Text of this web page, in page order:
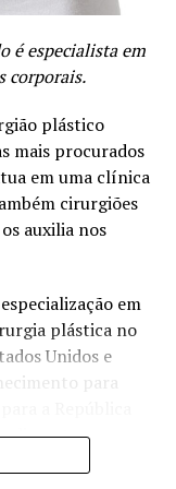
de apoio se torna
para
isso é
de papéis e
Stony para
é especialista em
corporais.
plástico
mais procurados
em uma clínica
cirurgiões
auxilia nos
em
plástica no
Unidos e
para
em uma